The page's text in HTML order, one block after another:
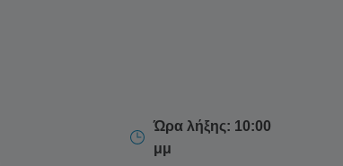
Ώρα λήξης: 10:00
μμ